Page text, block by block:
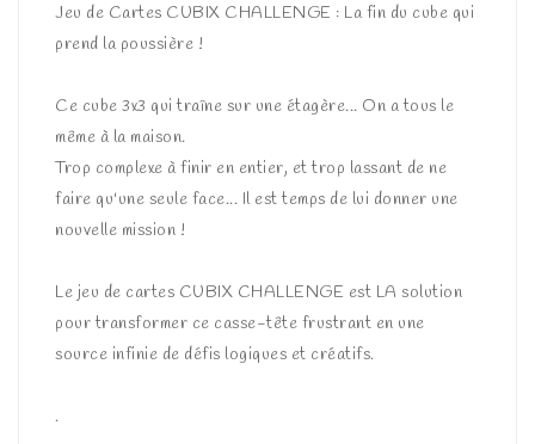
Jeu de Cartes CUBIX CHALLENGE : La fin du cube qui
prend la poussière !
Ce cube 3x3 qui traîne sur une étagère... On a tous le
même à la maison.
Trop complexe à finir en entier, et trop lassant de ne
faire qu'une seule face... Il est temps de lui donner une
nouvelle mission !
Le jeu de cartes CUBIX CHALLENGE est LA solution
pour transformer ce casse-tête frustrant en une
source infinie de défis logiques et créatifs.
.